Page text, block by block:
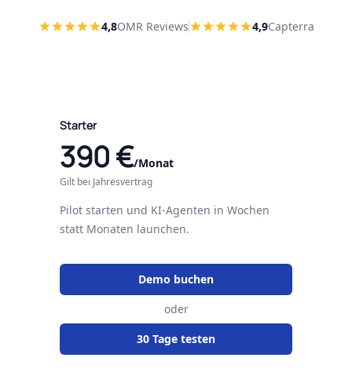
4,8OMR Reviews 4,9Capterra
Starter
390 €/Monat
Gilt bei Jahresvertrag
Pilot starten und KI-Agenten in Wochen
statt Monaten launchen.
Demo buchen
oder
30 Tage testen